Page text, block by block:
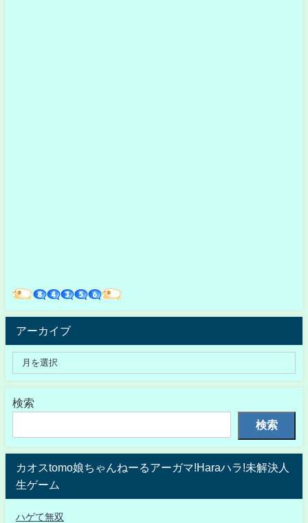
アーカイブ
検索
検索
カオスtomo娘ちゃんねーるアーガマ!Haraハラ!未解決人
生ゲーム
ハゲて無双